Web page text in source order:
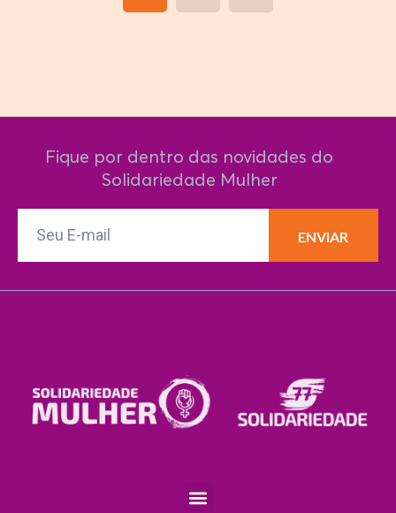
Fique por dentro das novidades do
Solidariedade Mulher